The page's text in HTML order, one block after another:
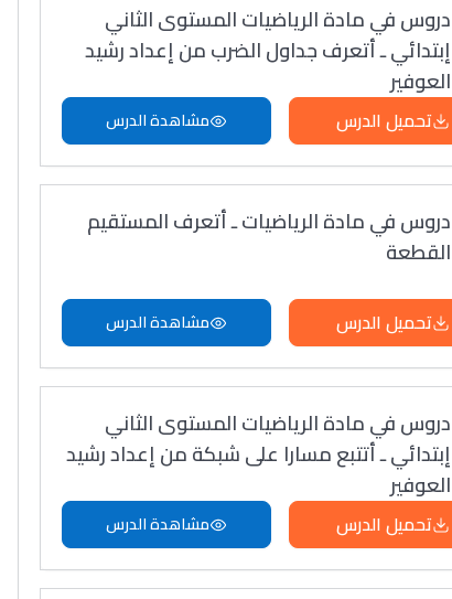
دروس في مادة الرياضيات المستوى الثاني
إبتدائي ـ أتعرف جداول الضرب من إعداد رشيد
العوفير
تحميل الدرس مشاهدة الدرس
دروس في مادة الرياضيات ـ أتعرف المستقيم
القطعة
تحميل الدرس مشاهدة الدرس
دروس في مادة الرياضيات المستوى الثاني
إبتدائي ـ أتتبع مسارا على شبكة من إعداد رشيد
العوفير
تحميل الدرس مشاهدة الدرس